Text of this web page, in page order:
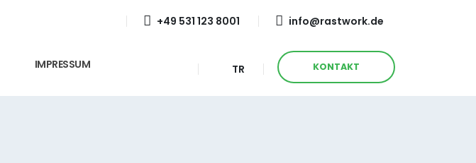
+49 531 123 8001 info@rastwork.de
IMPRESSUM TR KONTAKT